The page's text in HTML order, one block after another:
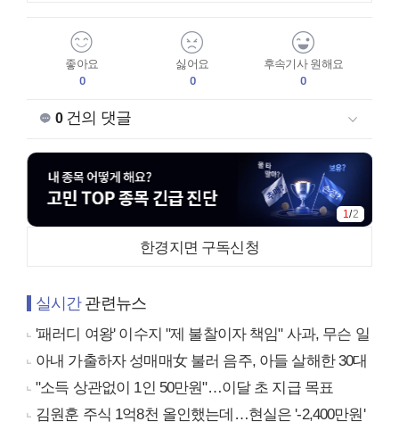
좋아요
0
싫어요
0
후속기사 원해요
0
0건의 댓글
1/2
한경지면 구독신청
실시간관련뉴스
'패러디 여왕' 이수지 "제 불찰이자 책임" 사과, 무슨 일
아내 가출하자 성매매女 불러 음주, 아들 살해한 30대
"소득 상관없이 1인 50만원"…이달 초 지급 목표
김원훈 주식 1억8천 올인했는데…현실은 '-2,400만원'